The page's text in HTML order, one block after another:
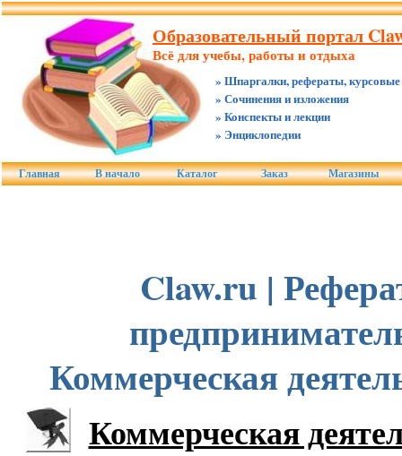
Образовательный портал
Всё для учебы, работы и отдыха
» Шпаргалки, рефераты, курсовые
» Сочинения и изложения
» Конспекты и лекции
» Энциклопедии
Главная В начало Каталог Заказ Магазины
Claw.ru |
Коммерческая
Коммерческая